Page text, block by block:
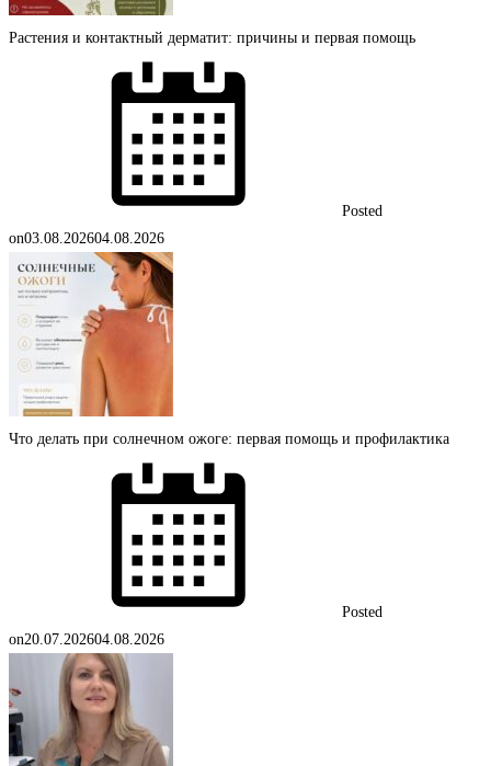
Растения и контактный дерматит: причины и первая помощь
Posted
on03.08.202604.08.2026
Что делать при солнечном ожоге: первая помощь и профилактика
Posted
on20.07.202604.08.2026